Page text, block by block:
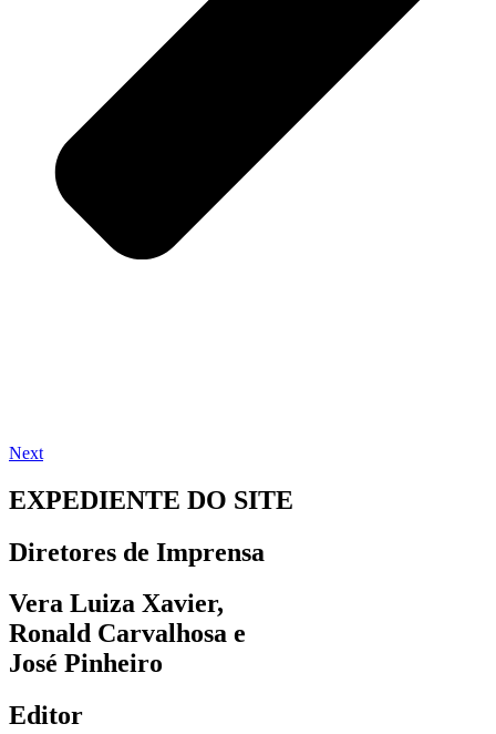
Next
EXPEDIENTE DO SITE
Diretores de Imprensa
Vera Luiza Xavier,
Ronald Carvalhosa e
José Pinheiro
Editor